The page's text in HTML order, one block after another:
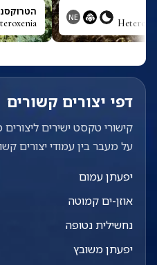
NE
דפי יצורים קשורים
קישורי טקסט ישירים
על מעבר בין עמודי יצורים
יפעתן עמום
אוזן-ים קמוטה
נחשילית נטופה
יפעתן משובץ